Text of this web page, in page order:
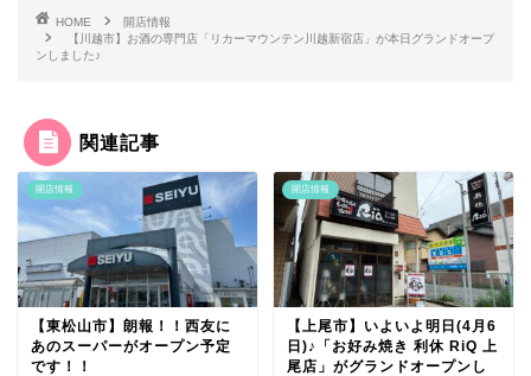
HOME
開店情報
【川越市】お酒の専門店「リカーマウンテン川越新宿店」が本日グランドオープ
ンしました♪
関連記事
開店情報
【東松山市】朗報！！西友に
あのスーパーがオープン予定
です！！
開店情報
【上尾市】いよいよ明日(4月6
日)♪「お好み焼き 利休 RiQ 上
尾店」がグランドオープンし